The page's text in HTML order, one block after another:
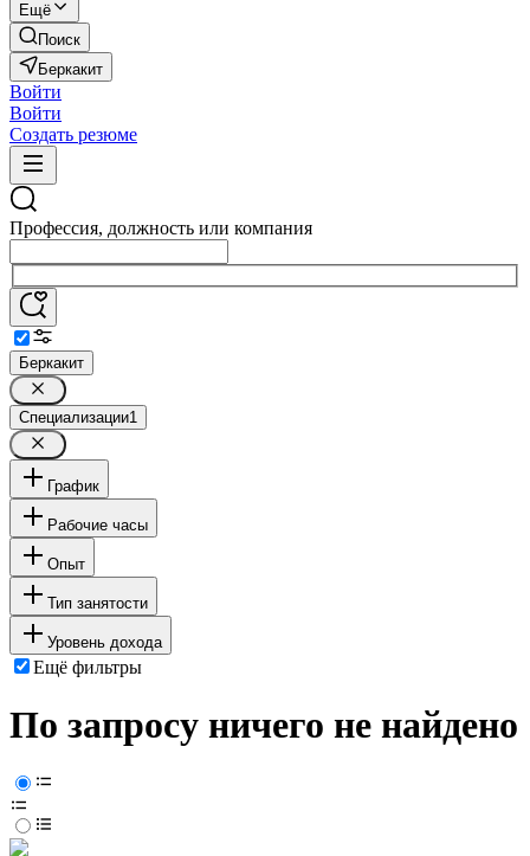
Ещё
Поиск
Беркакит
Войти
Войти
Создать резюме
Профессия, должность или компания
Беркакит
Специализации1
График
Рабочие часы
Опыт
Тип занятости
Уровень дохода
Ещё фильтры
По запросу ничего не найдено